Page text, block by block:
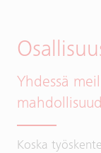
Yhdessä
Koska